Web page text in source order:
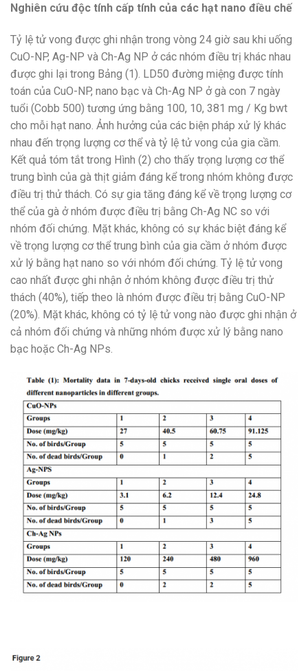
Nghiên cứu độc tính cấp tính của các hạt nano điều chế
Tỷ lệ tử vong được ghi nhận trong vòng 24 giờ sau khi uống
CuO-NP, Ag-NP và Ch-Ag NP ở các nhóm điều trị khác nhau
được ghi lại trong Bảng (1). LD50 đường miệng được tính
toán của CuO-NP, nano bạc và Ch-Ag NP ở gà con 7 ngày
tuổi (Cobb 500) tương ứng bằng 100, 10, 381 mg / Kg bwt
cho mỗi hạt nano. Ảnh hưởng của các biện pháp xử lý khác
nhau đến trọng lượng cơ thể và tỷ lệ tử vong của gia cầm.
Kết quả tóm tắt trong Hình (2) cho thấy trọng lượng cơ thể
trung bình của gà thịt giảm đáng kể trong nhóm không được
điều trị thử thách. Có sự gia tăng đáng kể về trọng lượng cơ
thể của gà ở nhóm được điều trị bằng Ch-Ag NC so với
nhóm đối chứng. Mặt khác, không có sự khác biệt đáng kể
về trọng lượng cơ thể trung bình của gia cầm ở nhóm được
xử lý bằng hạt nano so với nhóm đối chứng. Tỷ lệ tử vong
cao nhất được ghi nhận ở nhóm không được điều trị thử
thách (40%), tiếp theo là nhóm được điều trị bằng CuO-NP
(20%). Mặt khác, không có tỷ lệ tử vong nào được ghi nhận ở
cả nhóm đối chứng và những nhóm được xử lý bằng nano
bạc hoặc Ch-Ag NPs.